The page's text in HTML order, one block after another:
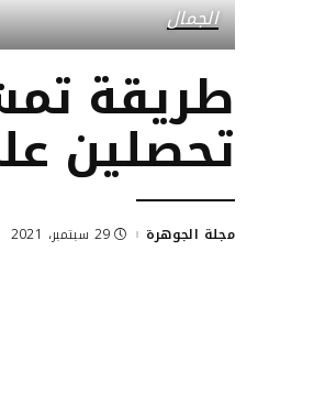
الجمال
طريقة
تحصلين
مجلة الجوهرة 29 سبتمبر، 2021